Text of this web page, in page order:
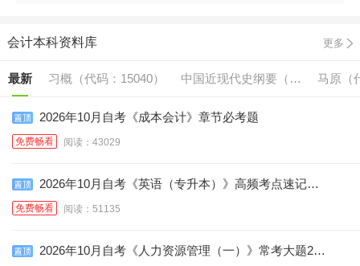
会计本科资料库 更多
最新 习概（代码：15040） 中国近现代史纲要（代
码:15043）
马原（
2026年10月自考《成本会计》章节必考题
免费畅看 阅读：43029
2026年10月自考《英语（专升本）》高频考点速记口
诀
免费畅看 阅读：51135
2026年10月自考《人力资源管理（一）》常考大题25